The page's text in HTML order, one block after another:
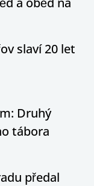
slaví 20 let
Druhý
tábora
předal